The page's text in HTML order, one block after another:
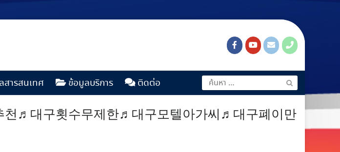
สารสนเทศ ข้อมูลบริการ ติดต่อ
♬대구횟수무제한♬대구모텔아가씨♬대구폐이만